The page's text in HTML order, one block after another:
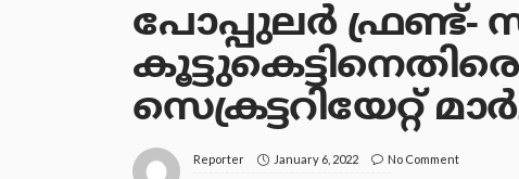
പോപ്പുലർ ഫ്രണ്ട്-
സെക്രട്ടറിയേറ്റ്
Reporter January 6, 2022 No Comment